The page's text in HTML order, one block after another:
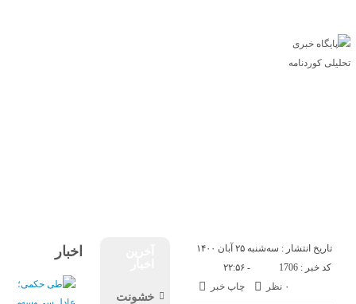
تاریخ انتشار : سه‌شنبه ۲۵ آبان ۱۴۰۰
- ۲۲:۵۶
کد خبر : 1706
چاپ خبر
۰ نظر
خشونت
اخبار